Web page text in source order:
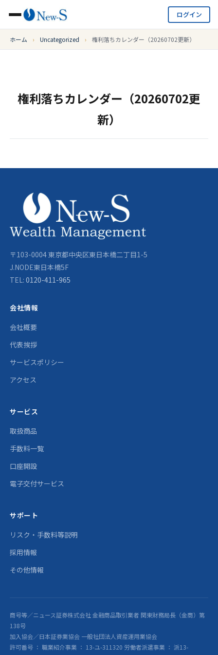
ログイン
ホーム › Uncategorized › 権利落ちカレンダー（20260702更新）
権利落ちカレンダー（20260702更
新）
〒103-0004 東京都中央区東日本橋二丁目1-5
J.NODE東日本橋5F
TEL: 0120-411-965
会社情報
会社概要
代表挨拶
サービスポリシー
アクセス
サービス
取扱商品
手数料一覧
口座開設
電子交付サービス
サポート
リスク・手数料等説明
採用情報
その他情報
商号等／ニュース証券株式会社 金融商品取引業者 関東財務局長（金商）第
138号
加入協会／日本証券業協会 一般社団法人資産運用業協会
許可番号 ： 職業紹介事業 ： 13-ユ-311320 労働者派遣事業 ： 派13-